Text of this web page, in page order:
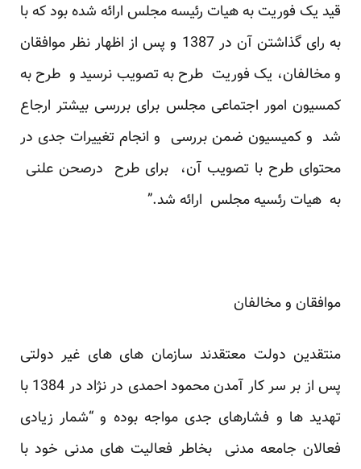
قید یک فوریت به هیات رئیسه مجلس ارائه شده بود که با
به رای گذاشتن آن در 1387 و پس از اظهار نظر موافقان
و مخالفان، یک فوریت طرح به تصویب نرسید و طرح به
کمسیون امور اجتماعی مجلس برای بررسی بیشتر ارجاع
شد و کمیسیون ضمن بررسی و انجام تغییرات جدی در
محتوای طرح با تصویب آن، برای طرح درصحن علنی
به هیات رئسیه مجلس ارائه شد.”
موافقان و مخالفان
منتقدین دولت معتقدند سازمان های های غیر دولتی
پس از بر سر کار آمدن محمود احمدی در نژاد در 1384 با
تهدید ها و فشارهای جدی مواجه بوده و “شمار زیادی
فعالان جامعه مدنی بخاطر فعالیت های مدنی خود با